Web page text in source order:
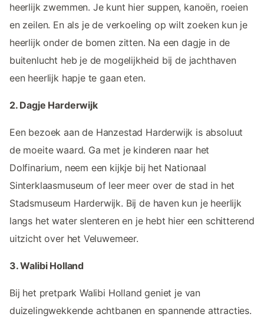
heerlijk zwemmen. Je kunt hier suppen, kanoën, roeien
en zeilen. En als je de verkoeling op wilt zoeken kun je
heerlijk onder de bomen zitten. Na een dagje in de
buitenlucht heb je de mogelijkheid bij de jachthaven
een heerlijk hapje te gaan eten.
2. Dagje Harderwijk
Een bezoek aan de Hanzestad Harderwijk is absoluut
de moeite waard. Ga met je kinderen naar het
Dolfinarium, neem een kijkje bij het Nationaal
Sinterklaasmuseum of leer meer over de stad in het
Stadsmuseum Harderwijk. Bij de haven kun je heerlijk
langs het water slenteren en je hebt hier een schitterend
uitzicht over het Veluwemeer.
3. Walibi Holland
Bij het pretpark Walibi Holland geniet je van
duizelingwekkende achtbanen en spannende attracties.